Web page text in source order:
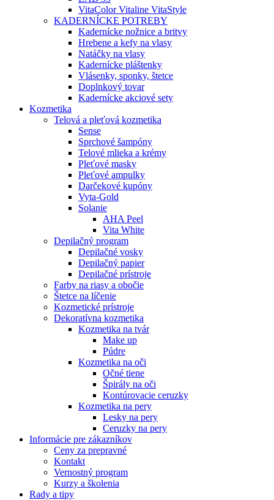
VitaColor Vitaline VitaStyle
KADERNÍCKE POTREBY
Kadernícke nožnice a britvy
Hrebene a kefy na vlasy
Natáčky na vlasy
Kadernícke pláštenky
Vlásenky, sponky, štetce
Doplnkový tovar
Kadernícke akciové sety
Kozmetika
Telová a pleťová kozmetika
Sense
Sprchové šampóny
Telové mlieka a krémy
Pleťové masky
Pleťové ampulky
Darčekové kupóny
Vyta-Gold
Solanie
AHA Peel
Vita White
Depilačný program
Depilačné vosky
Depilačný papier
Depilačné prístroje
Farby na riasy a obočie
Štetce na líčenie
Kozmetické prístroje
Dekoratívna kozmetika
Kozmetika na tvár
Make up
Púdre
Kozmetika na oči
Očné tiene
Špirály na oči
Kontúrovacie ceruzky
Kozmetika na pery
Lesky na pery
Ceruzky na pery
Informácie pre zákazníkov
Ceny za prepravné
Kontakt
Vernostný program
Kurzy a školenia
Rady a tipy